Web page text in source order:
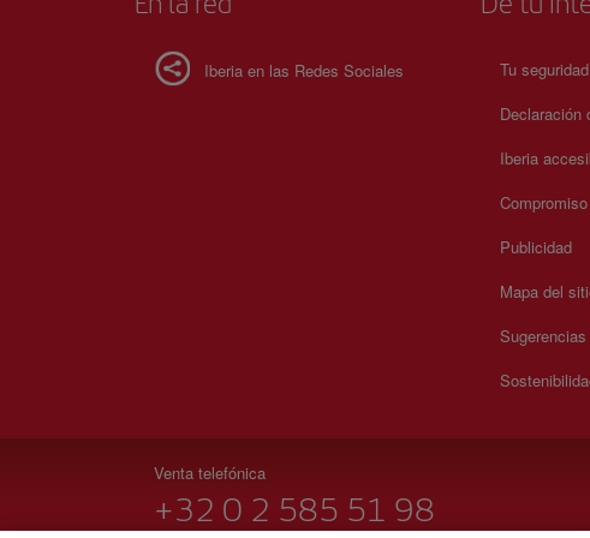
Iberia en las Redes Sociales
Tu
Declaración
Iberia
Publicidad
Mapa del
Venta telefónica
+32 0 2 585 51 98